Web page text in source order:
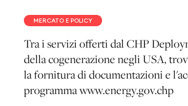
MERCATO E POLICY
Tra i servizi offerti dal CHP
della cogenerazione negli USA,
la fornitura di documentazioni e
programma www.energy.gov.chp